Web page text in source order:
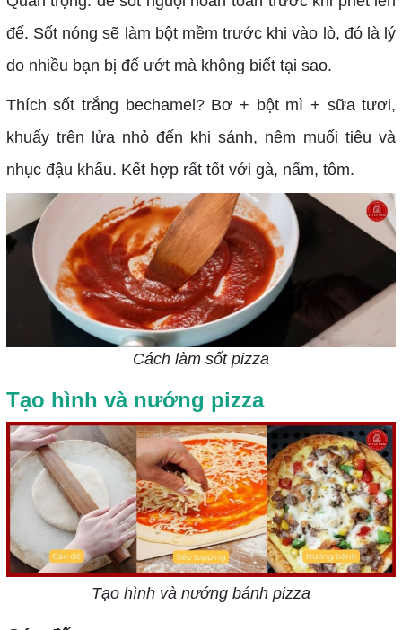
đế. Sốt nóng sẽ làm bột mềm trước khi vào lò, đó là lý
do nhiều bạn bị đế ướt mà không biết tại sao.
Thích sốt trắng bechamel? Bơ + bột mì + sữa tươi,
khuấy trên lửa nhỏ đến khi sánh, nêm muối tiêu và
nhục đậu khấu. Kết hợp rất tốt với gà, nấm, tôm.
Cách làm sốt pizza
Tạo hình và nướng pizza
Tạo hình và nướng bánh pizza